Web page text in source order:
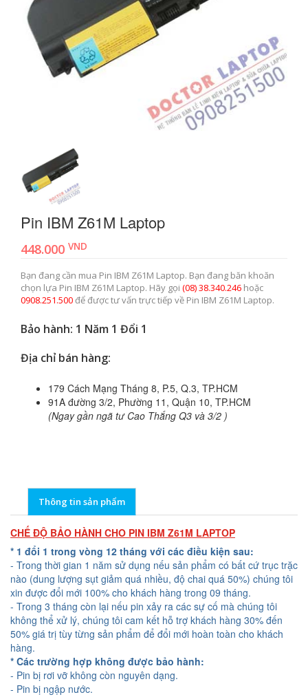
Pin IBM Z61M Laptop
448.000 VND
Bạn đang cần mua Pin IBM Z61M Laptop. Bạn đang băn khoăn
chọn lựa Pin IBM Z61M Laptop. Hãy gọi (08) 38.340.246 hoặc
0908.251.500để được tư vấn trực tiếp về Pin IBM Z61M Laptop.
Bảo hành: 1 Năm 1 Đổi 1
Địa chỉ bán hàng:
179 Cách Mạng Tháng 8, P.5, Q.3, TP.HCM
91A đường 3/2, Phường 11, Quận 10, TP.HCM
(Ngay gần ngã tư Cao Thắng Q3 và 3/2 )
Thông tin sản phẩm
CHẾ ĐỘ BẢO HÀNH CHO PIN IBM Z61M LAPTOP
* 1 đổi 1 trong vòng 12 tháng với các điều kiện sau:
- Trong thời gian 1 năm sử dụng nếu sản phẩm có bất cứ trục trặc
nào (dung lượng sụt giảm quá nhiều, độ chai quá 50%) chúng tôi
xin được đổi mới 100% cho khách hàng trong 09 tháng.
- Trong 3 tháng còn lại nếu pin xảy ra các sự cố mà chúng tôi
không thể xử lý, chúng tôi cam kết hỗ trợ khách hàng 30% đến
50% giá trị tùy từng sản phẩm để đổi mới hoàn toàn cho khách
hàng.
* Các trường hợp không được bảo hành:
- Pin bị rơi vỡ không còn nguyên dạng.
- Pin bị ngập nước.